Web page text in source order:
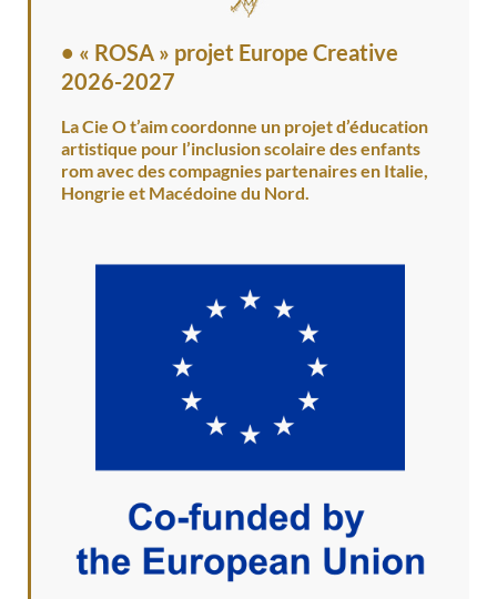
• « ROSA » projet Europe Creative
2026-2027
La Cie O t’aim coordonne un projet d’éducation
artistique pour l’inclusion scolaire des enfants
rom avec des compagnies partenaires en Italie,
Hongrie et Macédoine du Nord.